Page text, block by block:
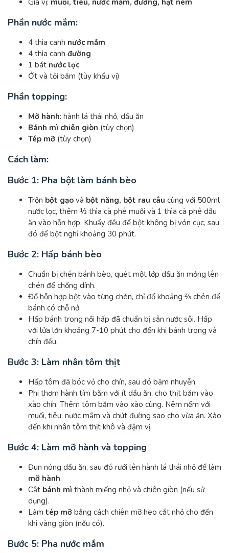
Phần nước mắm:
4 thìa canh nước mắm
4 thìa canh đường
1 bát nước lọc
Ớt và tỏi băm (tùy khẩu vị)
Phần topping:
Mỡ hành: hành lá thái nhỏ, dầu ăn
Bánh mì chiên giòn (tùy chọn)
Tép mỡ (tùy chọn)
Cách làm:
Bước 1: Pha bột làm bánh bèo
Trộn bột gạo và bột năng, bột rau câu cùng với 500ml
nước lọc, thêm ½ thìa cà phê muối và 1 thìa cà phê dầu
ăn vào hỗn hợp. Khuấy đều để bột không bị vón cục, sau
đó để bột nghỉ khoảng 30 phút.
Bước 2: Hấp bánh bèo
Chuẩn bị chén bánh bèo, quét một lớp dầu ăn mỏng lên
chén để chống dính.
Đổ hỗn hợp bột vào từng chén, chỉ đổ khoảng ⅔ chén để
bánh có chỗ nở.
Hấp bánh trong nồi hấp đã chuẩn bị sẵn nước sôi. Hấp
với lửa lớn khoảng 7-10 phút cho đến khi bánh trong và
chín đều.
Bước 3: Làm nhân tôm thịt
Hấp tôm đã bóc vỏ cho chín, sau đó băm nhuyễn.
Phi thơm hành tím băm với ít dầu ăn, cho thịt băm vào
xào chín. Thêm tôm băm vào xào cùng. Nêm nếm với
muối, tiêu, nước mắm và chút đường sao cho vừa ăn. Xào
đến khi nhân tôm thịt khô và đậm vị.
Bước 4: Làm mỡ hành và topping
Đun nóng dầu ăn, sau đó rưới lên hành lá thái nhỏ để làm
mỡ hành.
Cắt bánh mì thành miếng nhỏ và chiên giòn (nếu sử
dụng).
Làm tép mỡ bằng cách chiên mỡ heo cắt nhỏ cho đến
khi vàng giòn (nếu có).
Bước 5: Pha nước mắm